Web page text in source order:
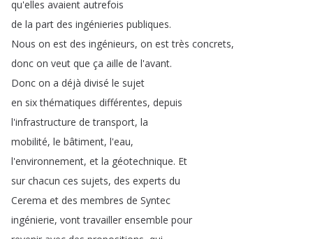
qu'elles avaient autrefois
de la part des ingénieries publiques.
Nous on est des ingénieurs, on est très concrets,
donc on veut que ça aille de l'avant.
Donc on a déjà divisé le sujet
en six thématiques différentes, depuis
l'infrastructure de transport, la
mobilité, le bâtiment, l'eau,
l'environnement, et la géotechnique. Et
sur chacun ces sujets, des experts du
Cerema et des membres de Syntec
ingénierie, vont travailler ensemble pour